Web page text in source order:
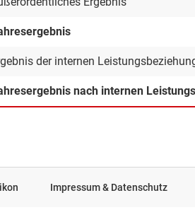
der internen
nach internen
Impressum & Datenschutz